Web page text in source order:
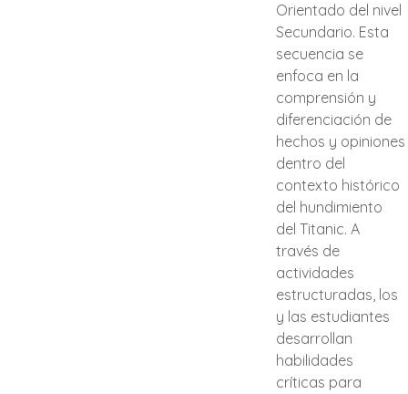
Orientado del nivel
Secundario. Esta
secuencia se
enfoca en la
comprensión y
diferenciación de
hechos y opiniones
dentro del
contexto histórico
del hundimiento
del Titanic. A
través de
actividades
estructuradas, los
y las estudiantes
desarrollan
habilidades
críticas para